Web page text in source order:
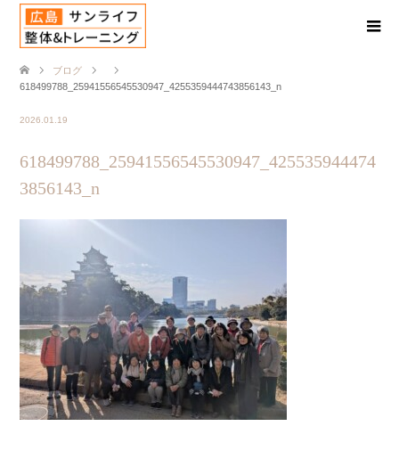
ブログ
618499788_25941556545530947_4255359444743856143_n
2026.01.19
618499788_25941556545530947_425535944474
3856143_n